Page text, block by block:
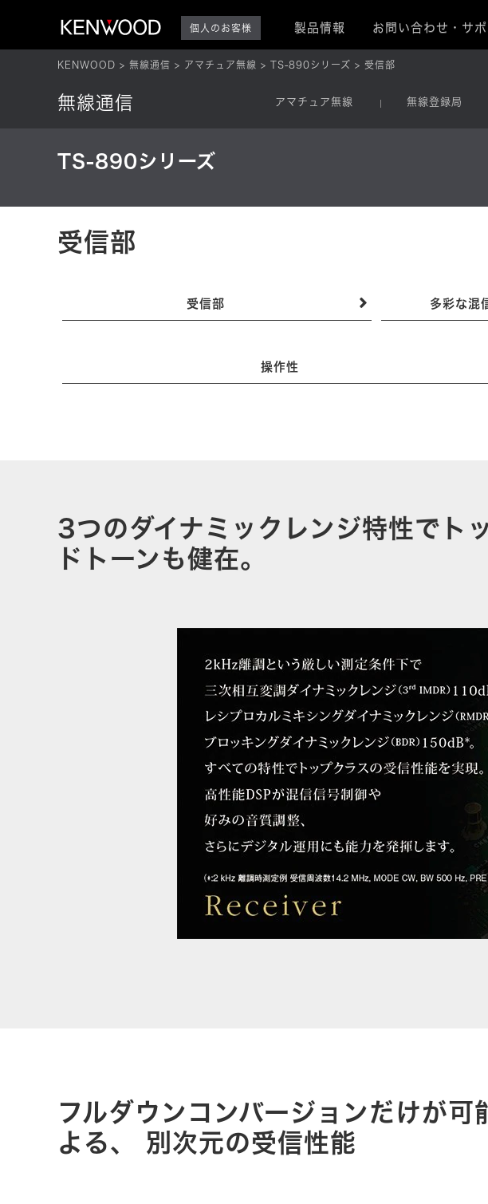
個人のお客様 製品情報 お問い合わせ・サポ
KENWOOD 無線通信 アマチュア無線 TS-890シリーズ 受信部
無線通信 アマチュア無線 無線登録局
TS-890シリーズ
受信部
受信部 多彩な混
操作性
3つのダイナミックレンジ特性でト
ドトーンも健在。
フルダウンコンバージョンだけが
よる、 別次元の受信性能